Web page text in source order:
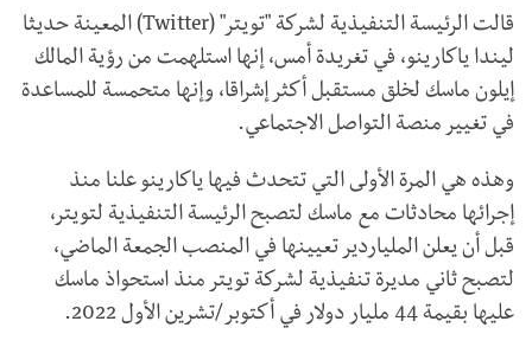
قالت الرئيسة التنفيذية لشركة "تويتر" (Twitter) المعينة حديثا
ليندا ياكارينو، في تغريدة أمس، إنها استلهمت من رؤية المالك
إيلون ماسك لخلق مستقبل أكثر إشراقا، وإنها متحمسة للمساعدة
في تغيير منصة التواصل الاجتماعي.
وهذه هي المرة الأولى التي تتحدث فيها ياكارينو علنا منذ
إجرائها محادثات مع ماسك لتصبح الرئيسة التنفيذية لتويتر،
قبل أن يعلن الملياردير تعيينها في المنصب الجمعة الماضي،
لتصبح ثاني مديرة تنفيذية لشركة تويتر منذ استحواذ ماسك
عليها بقيمة 44 مليار دولار في أكتوبر/تشرين الأول 2022.